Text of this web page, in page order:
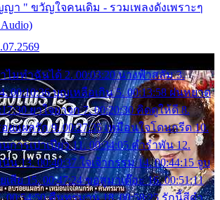
า " ขวัญใจคนเดิม - รวมเพลงดังเพราะๆ
ำไมทำฉันได้ 2. 00:03:20 นางฟ้าสลัม 3.
00:10:36 บุญเหลือเกิน 5. 00:13:58 ฝนหยาด
ยาใจยาจก 7. 00:20:30 คิดดูให้ดี 8.
อยแผลรัก 9. 00:27:35 เหมือนใจโดนกรีด 10.
การเปาเปียว 11. 00:34:05 คำรำพัน 12.
น 13. 00:40:37 ใจเจ้ากรรม 14. 00:44:15 จูบ
สีย 15. 00:47:24 ขอสูมาเต๊อะ 16. 00:51:11
00:54:50 คืนทรมาน 18. 00:58:25 รักนี้สีดำ